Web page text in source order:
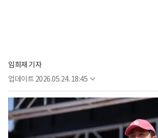
임희재 기자
업데이트 2026.05.24. 18:45